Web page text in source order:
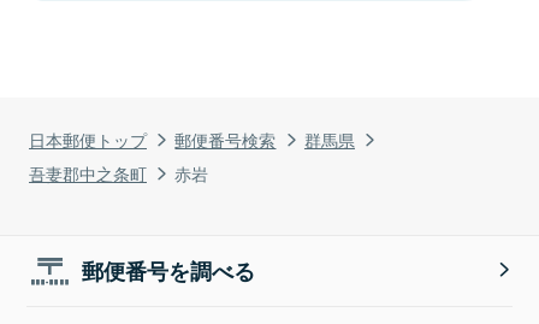
日本郵便トップ 郵便番号検索
群馬県
吾妻郡中之条町
赤岩
郵便番号を調べる